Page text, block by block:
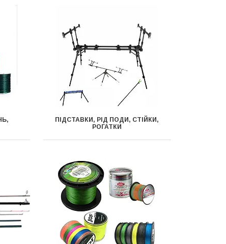
ПІДСТАВКИ, РІД ПОДИ, СТІЙКИ,
РОГАТКИ